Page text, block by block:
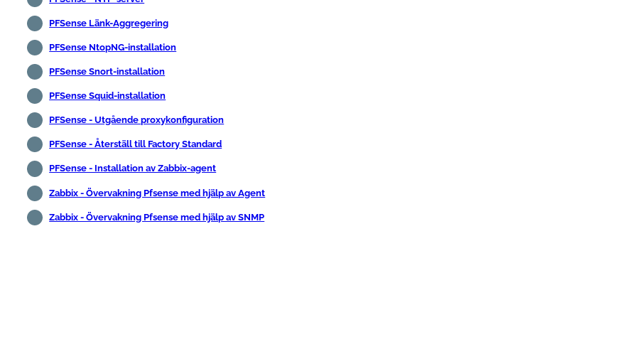
PFSense Länk-Aggregering
PFSense NtopNG-installation
PFSense Snort-installation
PFSense Squid-installation
PFSense - Utgående proxykonfiguration
PFSense - Återställ till Factory Standard
PFSense - Installation av Zabbix-agent
Zabbix - Övervakning Pfsense med hjälp av Agent
Zabbix - Övervakning Pfsense med hjälp av SNMP